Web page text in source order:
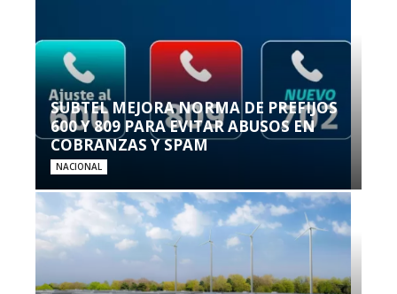
SUBTEL MEJORA NORMA DE PREFIJOS
600 Y 809 PARA EVITAR ABUSOS EN
COBRANZAS Y SPAM
NACIONAL